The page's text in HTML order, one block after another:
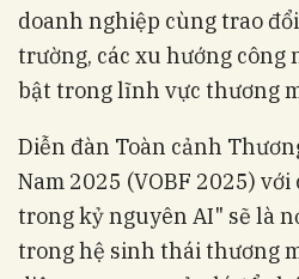
doanh nghiệp cùng trao
trường, các xu hướng công
bật trong lĩnh vực thương
Diễn đàn Toàn cảnh
Nam 2025 (VOBF 2025)
trong kỷ nguyên AI" sẽ là
trong hệ sinh thái thương